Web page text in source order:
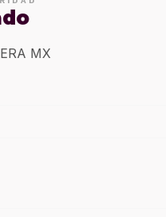
MX